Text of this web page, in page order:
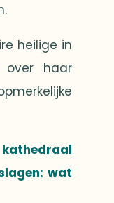
heilige in
haar
wat